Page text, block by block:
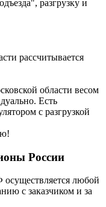
разгрузку и
рассчитывается
области весом
Есть
с разгрузкой
России
любой
с заказчиком и за